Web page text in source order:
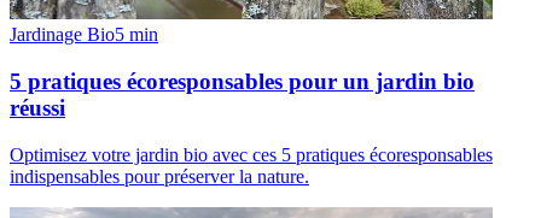
Jardinage Bio5 min
5 pratiques écoresponsables pour un jardin bio
réussi
Optimisez votre jardin bio avec ces 5 pratiques écoresponsables
indispensables pour préserver la nature.